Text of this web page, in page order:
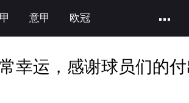
意甲 欧冠
幸运，感谢球员们的付